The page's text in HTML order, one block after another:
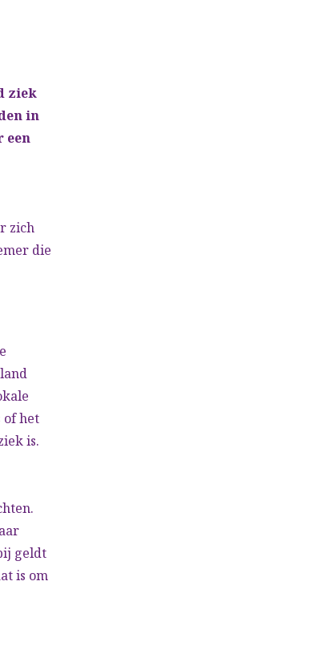
ziek
in
een
zich
die
of het
is.
geldt
is om